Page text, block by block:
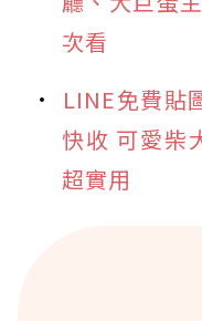
次看
LINE免費貼
快收 可愛柴
超實用